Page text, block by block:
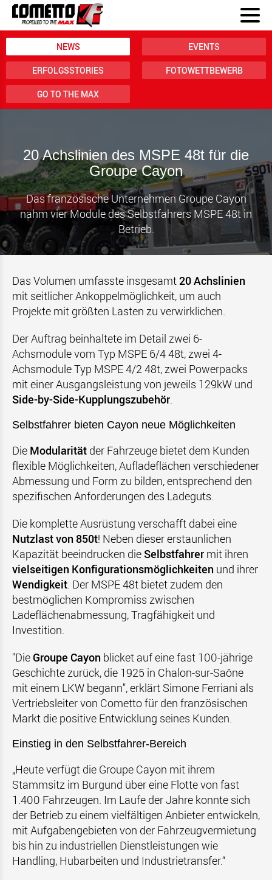
NEWS EVENTS
ERFOLGSSTORIES FOTOWETTBEWERB
GO TO THE MAX
20 Achslinien des MSPE 48t für die
Groupe Cayon
Das französische Unternehmen Groupe Cayon
nahm vier Module des Selbstfahrers MSPE 48t in
Betrieb.
Das Volumen umfasste insgesamt20 Achslinien
mit seitlicher Ankoppelmöglichkeit, um auch
Projekte mit größten Lasten zu verwirklichen.
Der Auftrag beinhaltete im Detail zwei 6-
Achsmodule vom Typ MSPE 6/4 48t, zwei 4-
Achsmodule Typ MSPE 4/2 48t, zwei Powerpacks
mit einer Ausgangsleistung von jeweils 129kW und
Side-by-Side-Kupplungszubehör.
Selbstfahrer bieten Cayon neue Möglichkeiten
Die Modularität der Fahrzeuge bietet dem Kunden
flexible Möglichkeiten, Aufladeflächen verschiedener
Abmessung und Form zu bilden, entsprechend den
spezifischen Anforderungen des Ladeguts.
Die komplette Ausrüstung verschafft dabei eine
Nutzlast von 850t! Neben dieser erstaunlichen
Kapazität beeindrucken dieSelbstfahrer mit ihren
vielseitigen Konfigurationsmöglichkeiten und ihrer
Wendigkeit. Der MSPE 48t bietet zudem den
bestmöglichen Kompromiss zwischen
Ladeflächenabmessung, Tragfähigkeit und
Investition.
"Die Groupe Cayon blicket auf eine fast 100-jährige
Geschichte zurück, die 1925 in Chalon-sur-Saône
mit einem LKW begann", erklärt Simone Ferriani als
Vertriebsleiter von Cometto für den französischen
Markt die positive Entwicklung seines Kunden.
Einstieg in den Selbstfahrer-Bereich
„Heute verfügt die Groupe Cayon mit ihrem
Stammsitz im Burgund über eine Flotte von fast
1.400 Fahrzeugen. Im Laufe der Jahre konnte sich
der Betrieb zu einem vielfältigen Anbieter entwickeln,
mit Aufgabengebieten von der Fahrzeugvermietung
bis hin zu industriellen Dienstleistungen wie
Handling, Hubarbeiten und Industrietransfer.“